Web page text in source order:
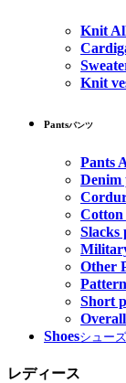
Knit
Knit
Pantsパンツ
Pants
Denim
Cotton
Slacks
Other
Short
Shoesシューズ
レディース